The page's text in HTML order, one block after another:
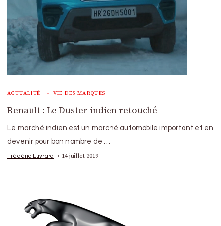
ACTUALITÉ VIE DES MARQUES
Renault : Le Duster indien retouché
Le marché indien est un marché automobile important et en
devenir pour bon nombre de …
Frédéric Euvrard 14 juillet 2019